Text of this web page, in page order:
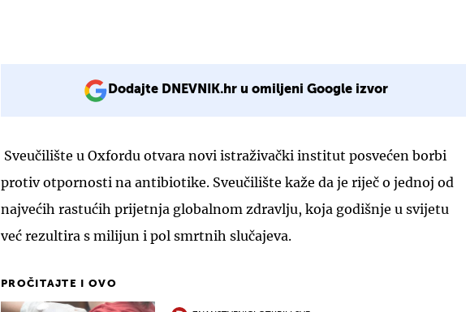
Dodajte DNEVNIK.hr u omiljeni Google izvor
Sveučilište u Oxfordu otvara novi istraživački institut posvećen borbi
protiv otpornosti na antibiotike. Sveučilište kaže da je riječ o jednoj od
najvećih rastućih prijetnja globalnom zdravlju, koja godišnje u svijetu
već rezultira s milijun i pol smrtnih slučajeva.
PROČITAJTE I OVO